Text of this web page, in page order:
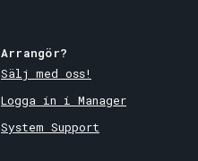
Arrangör?
Sälj med oss!
Logga in i Manager
System Support